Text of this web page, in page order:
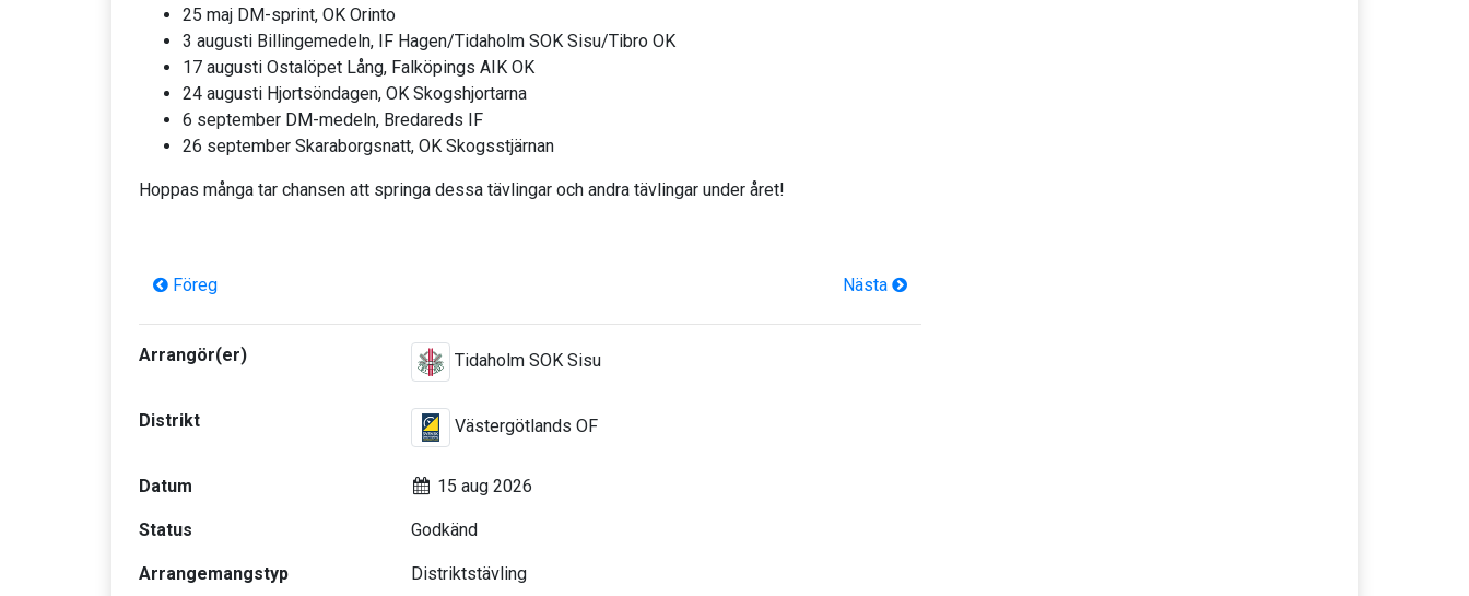
25 maj DM-sprint, OK Orinto
3 augusti Billingemedeln, IF Hagen/Tidaholm SOK Sisu/Tibro OK
17 augusti Ostalöpet Lång, Falköpings AIK OK
24 augusti Hjortsöndagen, OK Skogshjortarna
6 september DM-medeln, Bredareds IF
26 september Skaraborgsnatt, OK Skogsstjärnan
Hoppas många tar chansen att springa dessa tävlingar och andra tävlingar under året!
Föreg Nästa
Arrangör(er) Tidaholm SOK Sisu
Distrikt Västergötlands OF
Datum 15 aug 2026
Status Godkänd
Arrangemangstyp Distriktstävling